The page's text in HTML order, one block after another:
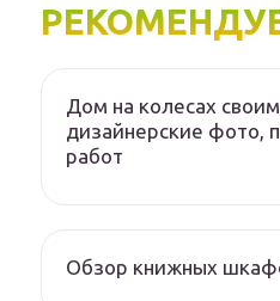
Дом на колесах
дизайнерские фото,
работ
Обзор книжных